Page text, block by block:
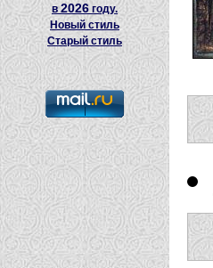
в2026 году.
Новый стиль
Старый стиль